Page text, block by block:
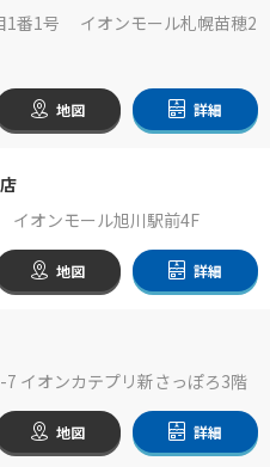
1番1号 イオンモール札幌苗穂2
地図 詳細
オンモール旭川駅前4F
地図 詳細
イオンカテプリ新さっぽろ3階
地図 詳細